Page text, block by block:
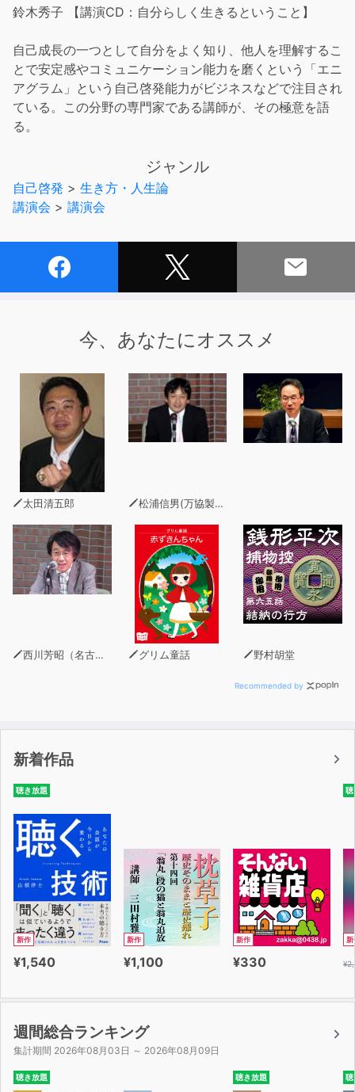
鈴木秀子 【講演CD：自分らしく生きるということ】
自己成長の一つとして自分をよく知り、他人を理解するこ
とで安定感やコミュニケーション能力を磨くという「エニ
アグラム」という自己啓発能力がビジネスなどで注目され
ている。この分野の専門家である講師が、その極意を語
る。
ジャンル
自己啓発 > 生き方・人生論
講演会 > 講演会
今、あなたにオススメ
太田清五郎 松浦信男(万協製薬社長)
西川芳昭（名古屋大学大学院国際開発研究科教授） グリム童話 野村胡堂
Recommended by
新着作品
聴き放題
新作
¥1,540
新作
¥1,100
新作
¥330
聴
新
週間総合ランキング
集計期間 2026年08月03日 ～ 2026年08月09日
聴き放題 聴き放題 聴